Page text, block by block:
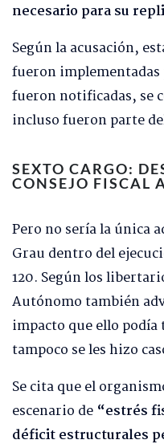
necesario para su
Según la acusación,
fueron implementadas
fueron notificadas, se
incluso fueron parte
SEXTO CARGO:
CONSEJO FISCAL
Pero no sería la única
Grau dentro del
120. Según los
Autónomo también
impacto que ello
tampoco se les hizo
Se cita que el
escenario de “estrés
déficit estructurales